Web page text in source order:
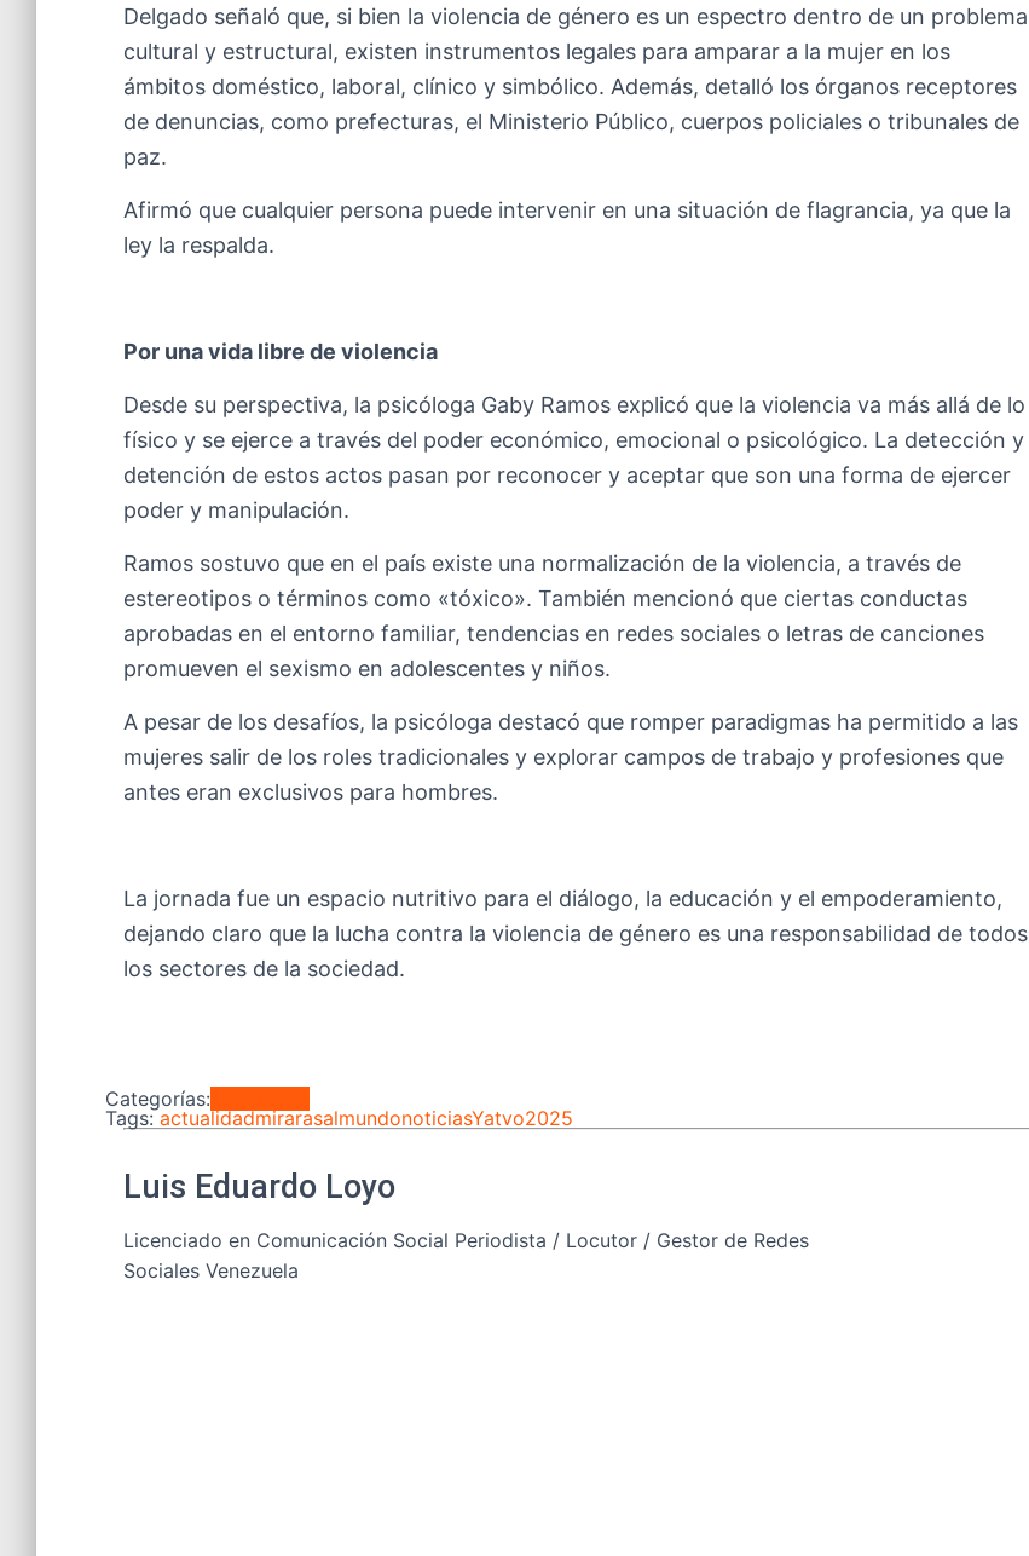
Delgado señaló que, si bien la violencia de género es un espectro dentro de un problema
cultural y estructural, existen instrumentos legales para amparar a la mujer en los
ámbitos doméstico, laboral, clínico y simbólico. Además, detalló los órganos receptores
de denuncias, como prefecturas, el Ministerio Público, cuerpos policiales o tribunales de
paz.
Afirmó que cualquier persona puede intervenir en una situación de flagrancia, ya que la
ley la respalda.
Por una vida libre de violencia
Desde su perspectiva, la psicóloga Gaby Ramos explicó que la violencia va más allá de lo
físico y se ejerce a través del poder económico, emocional o psicológico. La detección y
detención de estos actos pasan por reconocer y aceptar que son una forma de ejercer
poder y manipulación.
Ramos sostuvo que en el país existe una normalización de la violencia, a través de
estereotipos o términos como «tóxico». También mencionó que ciertas conductas
aprobadas en el entorno familiar, tendencias en redes sociales o letras de canciones
promueven el sexismo en adolescentes y niños.
A pesar de los desafíos, la psicóloga destacó que romper paradigmas ha permitido a las
mujeres salir de los roles tradicionales y explorar campos de trabajo y profesiones que
antes eran exclusivos para hombres.
La jornada fue un espacio nutritivo para el diálogo, la educación y el empoderamiento,
dejando claro que la lucha contra la violencia de género es una responsabilidad de todos
los sectores de la sociedad.
Categorías:
Tags:actualidadmirarasalmundonoticiasYatvo2025
Luis Eduardo Loyo
Licenciado en Comunicación Social Periodista / Locutor / Gestor de Redes
Sociales Venezuela